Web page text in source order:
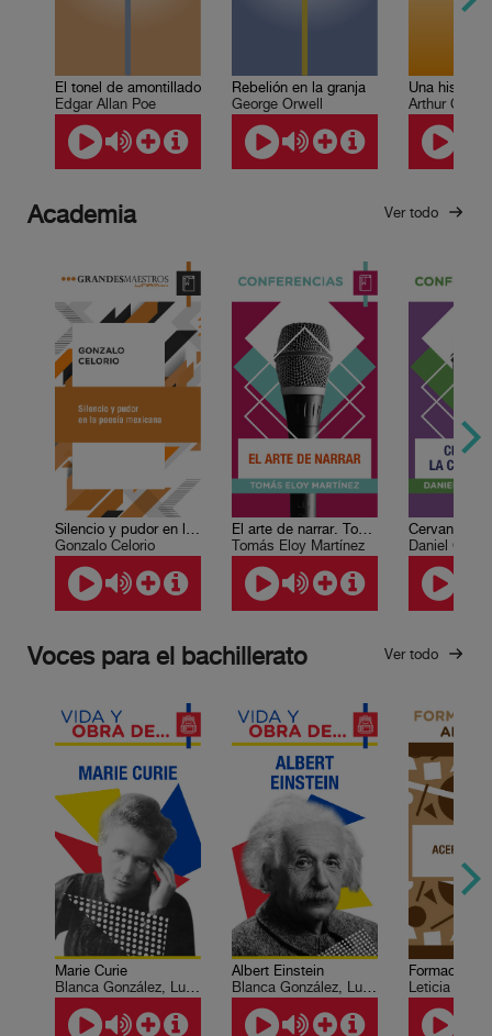
El tonel de amontillado
Edgar Allan Poe
Rebelión en la granja
George Orwell
Arthur
Academia Ver todo
Silencio y pudor en la poesía mexicana
Gonzalo Celorio
El arte de narrar. Tomás Eloy Matínez
Tomás Eloy Martínez
Daniel Cazés
Voces para el bachillerato Ver todo
Marie Curie
Blanca González, Luis Paniagua
Albert Einstein
Blanca González, Luis Paniagua
Leticia